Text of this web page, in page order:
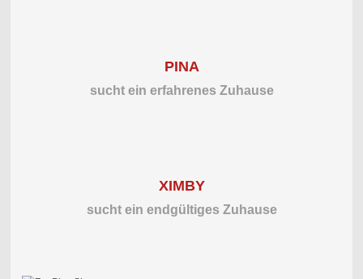
PINA
sucht ein erfahrenes Zuhause
XIMBY
sucht ein endgültiges Zuhause